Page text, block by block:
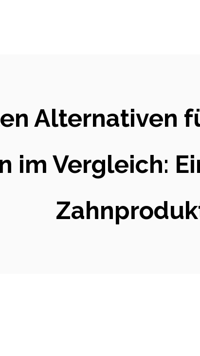
Alternativen
im Vergleich: